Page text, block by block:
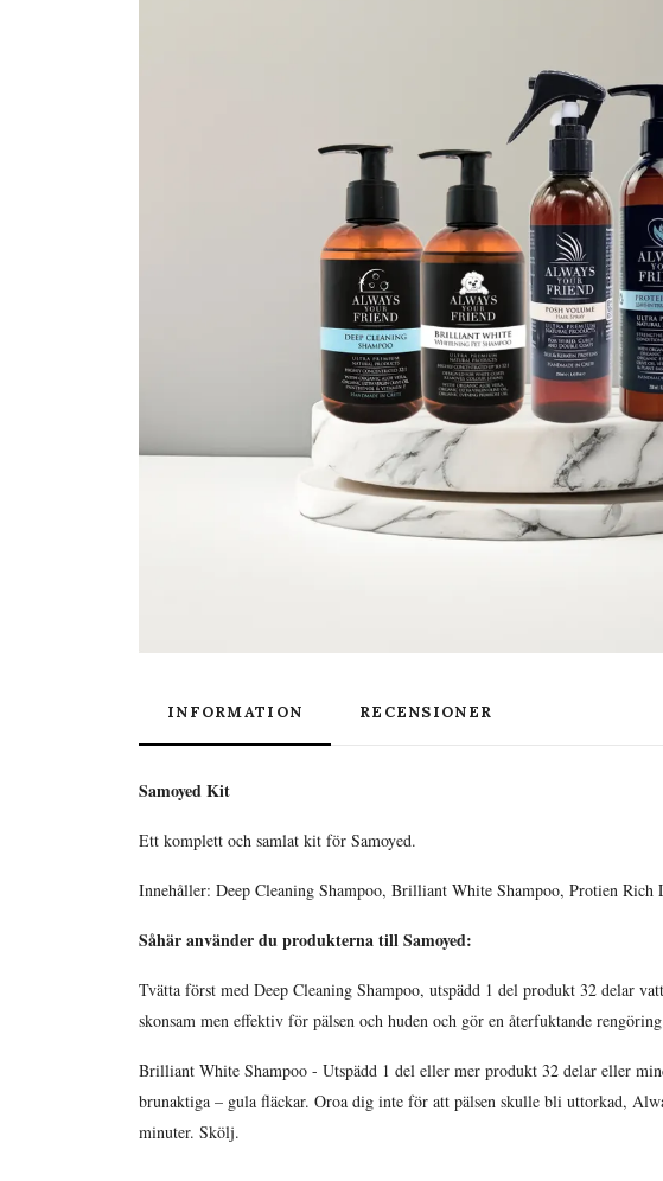
INFORMATION RECENSIONER
Samoyed Kit
Ett komplett och samlat kit för Samoyed.
Innehåller: Deep Cleaning Shampoo, Brilliant White Shampoo, Protien Rich
Såhär använder du produkterna till Samoyed:
Tvätta först med Deep Cleaning Shampoo, utspädd 1 del produkt 32 delar
skonsam men effektiv för pälsen och huden och gör en återfuktande
Brilliant White Shampoo - Utspädd 1 del eller mer produkt 32 delar eller
brunaktiga – gula fläckar. Oroa dig inte för att pälsen skulle bli uttorkad,
minuter. Skölj.